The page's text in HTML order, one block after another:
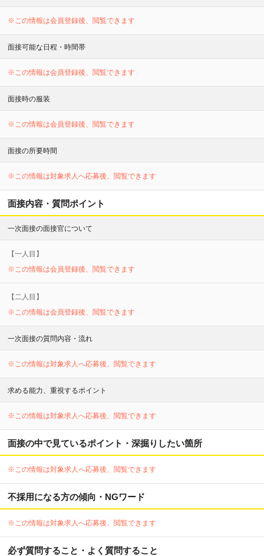
※この情報は会員登録後、閲覧できます
面接可能な日程・時間帯
※この情報は会員登録後、閲覧できます
面接時の服装
※この情報は会員登録後、閲覧できます
面接の所要時間
※この情報は対象求人へ応募後、閲覧できます
面接内容・質問ポイント
一次面接の面接官について
【一人目】
※この情報は会員登録後、閲覧できます
【二人目】
※この情報は会員登録後、閲覧できます
一次面接の質問内容・流れ
※この情報は対象求人へ応募後、閲覧できます
求める能力、重視するポイント
※この情報は対象求人へ応募後、閲覧できます
面接の中で見ているポイント・深掘りしたい箇所
※この情報は対象求人へ応募後、閲覧できます
不採用になる方の傾向・NGワード
※この情報は対象求人へ応募後、閲覧できます
必ず質問すること・よく質問すること